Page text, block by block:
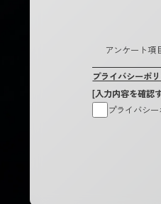
アンケート項
プライバシーポ
[入力内容を確認
プライバシ